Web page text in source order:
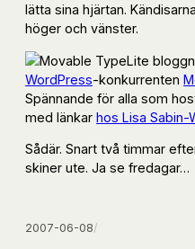
lätta sina hjärtan.
höger och vänster.
Lite
WordPress-konkurrenten
Spännande för alla som
med länkar hos Lisa Sabin-
Sådär. Snart två timmar
skiner ute. Ja se fredagar…
2007-06-08/